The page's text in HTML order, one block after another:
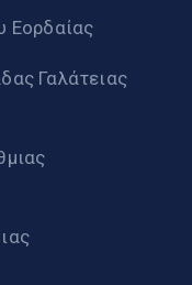
Εορδαίας
Γαλάτειας